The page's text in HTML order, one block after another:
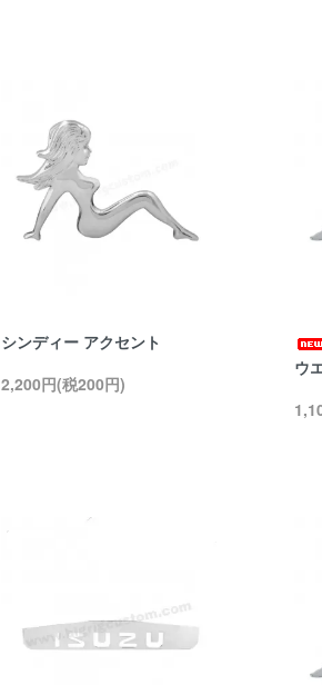
シンディー アクセント
2,200円(税200円)
ウ